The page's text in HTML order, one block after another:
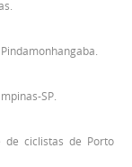
SP.
de ciclistas de Porto